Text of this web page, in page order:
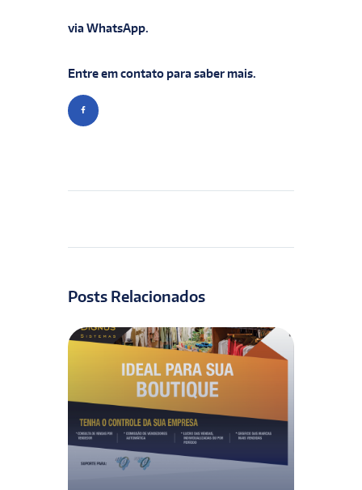
via WhatsApp.
Entre em contato para saber mais.
Posts Relacionados